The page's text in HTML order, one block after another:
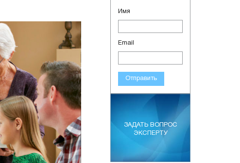
Имя
Email
Отправить
ЗАДАТЬ ВОПРОС
ЭКСПЕРТУ